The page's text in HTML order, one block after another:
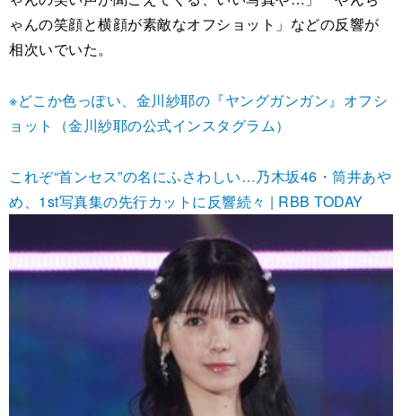
ゃんの笑顔と横顔が素敵なオフショット」などの反響が
相次いでいた。
※どこか色っぽい、金川紗耶の『ヤングガンガン』オフシ
ョット（金川紗耶の公式インスタグラム）
これぞ“首ンセス”の名にふさわしい…乃木坂46・筒井あや
め、1st写真集の先行カットに反響続々 | RBB TODAY